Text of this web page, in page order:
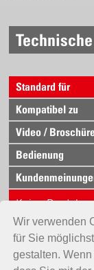
Wir verwenden
für Sie
gestalten.
Düsenleistung
1.0 bar = 1.82
1.5 bar = 2.23
2.0 bar = 2.58
3.0 bar = 3.16
4.0 bar = 3.65
Standard für
Kompatibel zu
Video /
Bedienung
Keine Produkte